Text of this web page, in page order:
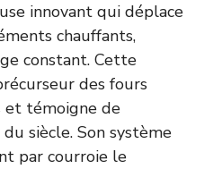
innovant qui déplace
chauffants,
constant. Cette
des fours
et témoigne de
siècle. Son système
par courroie le